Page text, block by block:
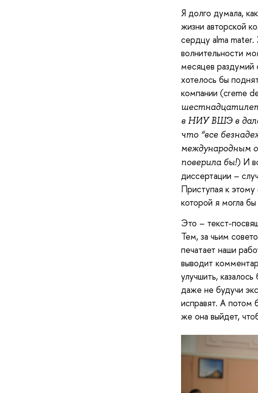
Я долго думала,
жизни авторской
сердцу alma
волнительности
месяцев раздумий
хотелось бы
компании (creme
в НИУ ВШЭ в
что “все
международным
поверила бы!) И
диссертации –
Приступая к
которой я могла бы
Это – текст-
Тем, за чьим
печатает наши
выводит
улучшить,
даже не будучи
исправят. А потом
же она выйдет,